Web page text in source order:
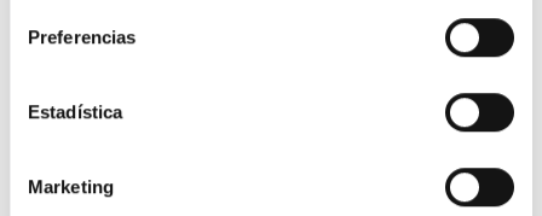
Preferencias
Estadística
Marketing